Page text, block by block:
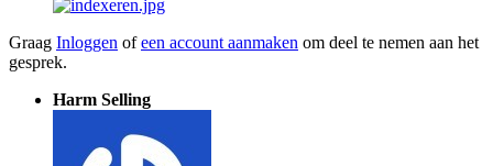
Graag Inloggen ofeen account aanmaken om deel te nemen aan het
gesprek.
Harm Selling